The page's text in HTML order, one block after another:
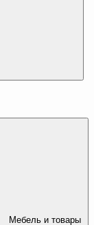
Мебель и товары